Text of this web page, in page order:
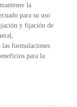
la
para su uso
y fijación de
las formulaciones
para la